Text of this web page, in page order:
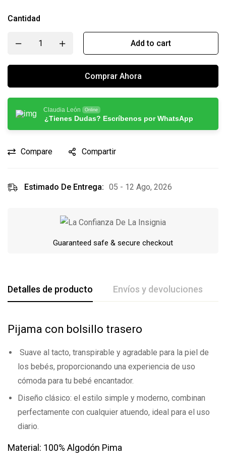
Cantidad
Add to cart
Comprar Ahora
Claudia León Online
¿Tienes Dudas? Escríbenos por WhatsApp
Compare Compartir
Estimado De Entrega: 05 - 12 Ago, 2026
Guaranteed safe & secure checkout
Detalles de producto Envíos y devoluciones
Pijama con bolsillo trasero
Suave al tacto, transpirable y agradable para la piel de
los bebés, proporcionando una experiencia de uso
cómoda para tu bebé encantador.
Diseño clásico: el estilo simple y moderno, combinan
perfectamente con cualquier atuendo, ideal para el uso
diario.
Material: 100% Algodón Pima
De La Calificación Y Revisión De
Escribe una reseña
Todavía no hay comentarios.